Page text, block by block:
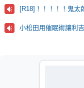
[R18]！！！！！鬼太
小松田用催眠術讓利